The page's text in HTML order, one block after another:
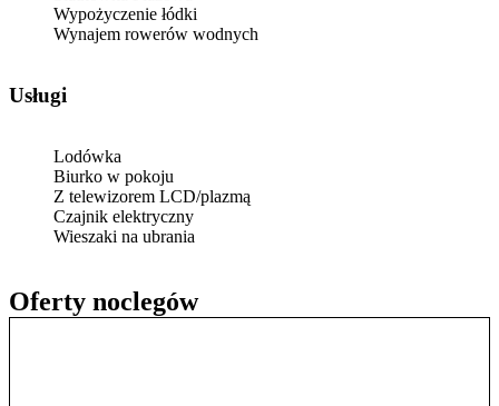
Oferty noclegów
Wypożyczenie łódki
Wynajem rowerów wodnych
Usługi
Lodówka
Biurko w pokoju
Z telewizorem LCD/plazmą
Czajnik elektryczny
Wieszaki na ubrania